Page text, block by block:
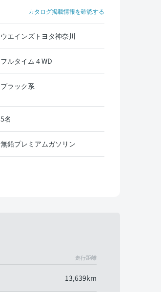
カタログ掲載情報を確認する
ウエインズトヨタ神奈川
フルタイム４WD
ブラック系
5名
無鉛プレミアムガソリン
走行距離
13,639km